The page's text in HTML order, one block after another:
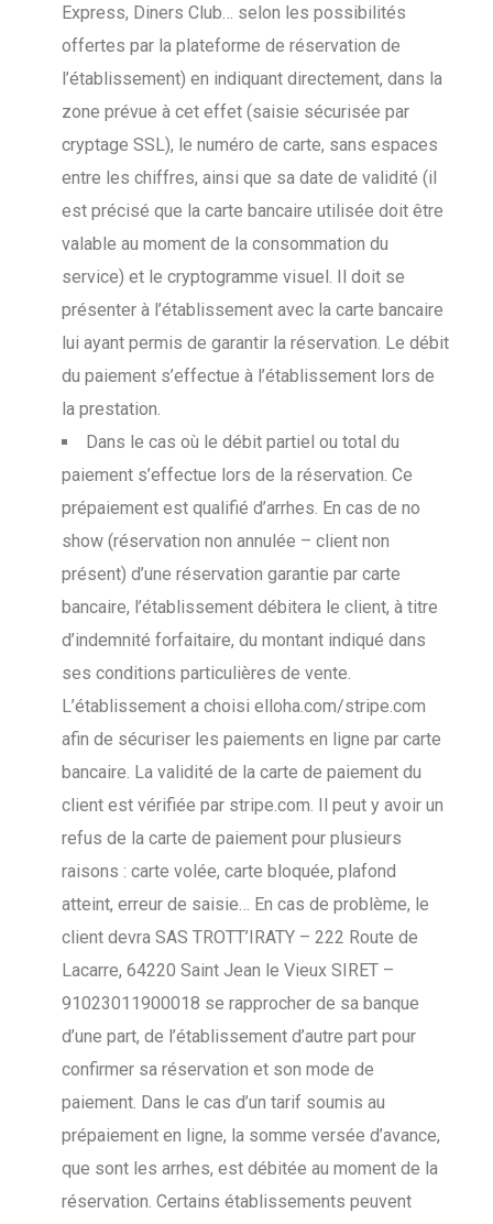
Express, Diners Club… selon les possibilités
offertes par la plateforme de réservation de
l’établissement) en indiquant directement, dans la
zone prévue à cet effet (saisie sécurisée par
cryptage SSL), le numéro de carte, sans espaces
entre les chiffres, ainsi que sa date de validité (il
est précisé que la carte bancaire utilisée doit être
valable au moment de la consommation du
service) et le cryptogramme visuel. Il doit se
présenter à l’établissement avec la carte bancaire
lui ayant permis de garantir la réservation. Le débit
du paiement s’effectue à l’établissement lors de
la prestation.
Dans le cas où le débit partiel ou total du
paiement s’effectue lors de la réservation. Ce
prépaiement est qualifié d’arrhes. En cas de no
show (réservation non annulée – client non
présent) d’une réservation garantie par carte
bancaire, l’établissement débitera le client, à titre
d’indemnité forfaitaire, du montant indiqué dans
ses conditions particulières de vente.
L’établissement a choisi elloha.com/stripe.com
afin de sécuriser les paiements en ligne par carte
bancaire. La validité de la carte de paiement du
client est vérifiée par stripe.com. Il peut y avoir un
refus de la carte de paiement pour plusieurs
raisons : carte volée, carte bloquée, plafond
atteint, erreur de saisie… En cas de problème, le
client devra SAS TROTT’IRATY – 222 Route de
Lacarre, 64220 Saint Jean le Vieux SIRET –
91023011900018 se rapprocher de sa banque
d’une part, de l’établissement d’autre part pour
confirmer sa réservation et son mode de
paiement. Dans le cas d’un tarif soumis au
prépaiement en ligne, la somme versée d’avance,
que sont les arrhes, est débitée au moment de la
réservation. Certains établissements peuvent